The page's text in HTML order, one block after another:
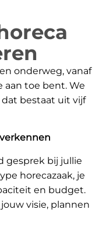
onderweg, vanaf
aan toe bent. We
bestaat uit vijf
gesprek bij jullie
horecazaak, je
en budget.
visie, plannen